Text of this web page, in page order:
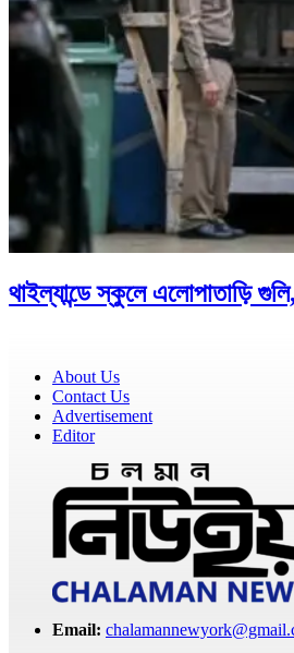
থাইল্যান্ডে স্কুলে এলোপাতাড়ি
About Us
Contact Us
Advertisement
Editor
Email: